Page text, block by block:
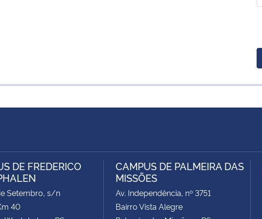
DE FREDERICO
Setembro, s/n
40
CAMPUS DE PALMEIRA DAS
MISSÕES
Av. Independência, nº 3751
Bairro Vista Alegre